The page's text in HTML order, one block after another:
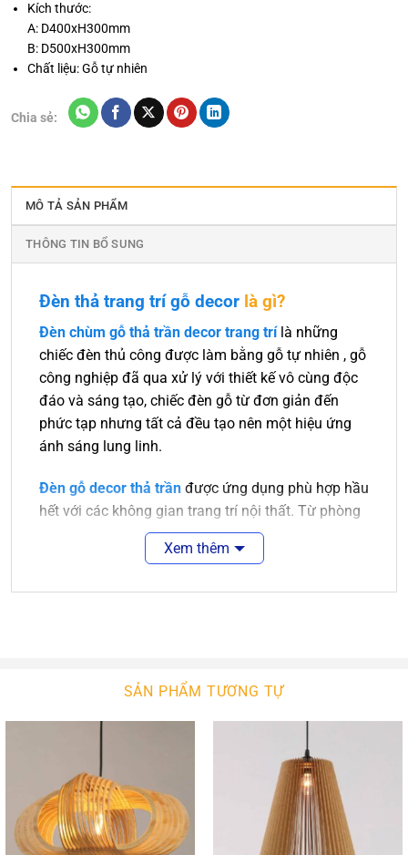
Kích thước:
A: D400xH300mm
B: D500xH300mm
Chất liệu: Gỗ tự nhiên
Chia sẻ:
MÔ TẢ SẢN PHẨM
THÔNG TIN BỔ SUNG
Đèn thả trang trí gỗ decor là gì?
Đèn chùm gỗ thả trần decor trang trí là những
chiếc đèn thủ công được làm bằng gỗ tự nhiên , gỗ
công nghiệp đã qua xử lý với thiết kế vô cùng độc
đáo và sáng tạo, chiếc đèn gỗ từ đơn giản đến
phức tạp nhưng tất cả đều tạo nên một hiệu ứng
ánh sáng lung linh.
Đèn gỗ decor thả trần được ứng dụng phù hợp hầu
hết với các không gian trang trí nội thất. Từ phòng
khách sang trọng đến nhà bếp hay phòng ngủ cần
sự ấm áp thì đều có những chiếc đèn gỗ phù hợp.
Với kiểu dáng và kích thước đa dạng,đèn gổ decor
đến đâu thì sự xuất hiện của đèn trang trí cũng sẽ
mang đến sự cân bằng, tạo cảm giác nhẹ nhàng,
trang nhã và thanh thoát.
Không chỉ tạo sự cân bằng cho nội thất,đèn gỗ
Xem thêm
SẢN PHẨM TƯƠNG TỰ